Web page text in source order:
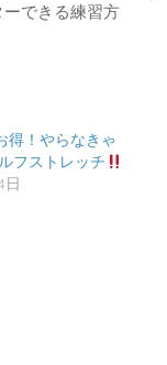
ーできる練習方
得！やらなきゃ
フストレッチ
日